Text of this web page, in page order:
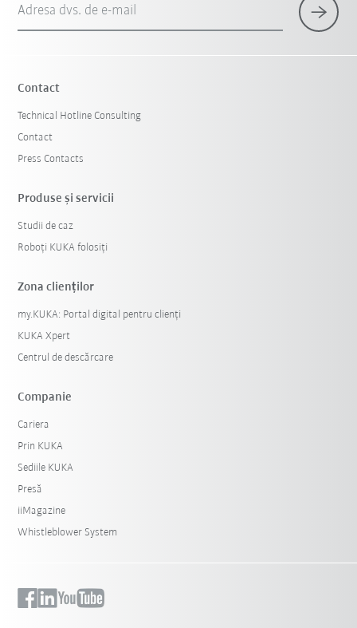
Adresa dvs. de e-mail
Contact
Technical Hotline Consulting
Contact
Press Contacts
Produse şi servicii
Studii de caz
Roboți KUKA folosiți
Zona clienților
my.KUKA: Portal digital pentru clienți
KUKA Xpert
Centrul de descărcare
Companie
Cariera
Prin KUKA
Sediile KUKA
Presă
iiMagazine
Whistleblower System